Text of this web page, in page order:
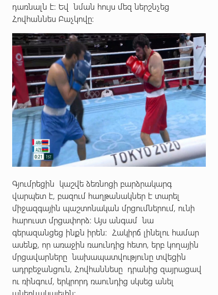
դառնալն է: Եվ նման հույս մեզ ներշնչեց
Հովհաննես Բաչկովը:
Գյումրեցին կաշվե ձեռնոցի բարձրակարգ
վարպետ է, բազում հաղթանակներ է տարել
միջազգային պաշտոնական մրցումներում, ունի
հարուստ մրցափորձ: Այս անգամ նա
գերազանցեց ինքն իրեն: Հակիրճ լինելու համար
ասենք, որ առաջին ռաունդից հետո, երբ կողային
մրցավարները նախապատվությունը տվեցին
ադրբեջանցուն, Հովհաննեսը դրանից զայրացավ
ու ռինգում, երկրորդ ռաունդից սկսեց անել